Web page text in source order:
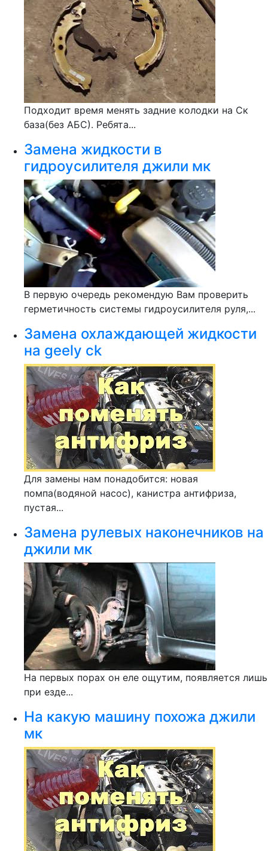
Подходит время менять задние колодки на Ск
база(без АБС). Ребята...
Замена жидкости в
гидроусилителя джили мк
В первую очередь рекомендую Вам проверить
герметичность системы гидроусилителя руля,...
Замена охлаждающей жидкости
на geely ck
Для замены нам понадобится: новая
помпа(водяной насос), канистра антифриза,
пустая...
Замена рулевых наконечников на
джили мк
На первых порах он еле ощутим, появляется лишь
при езде...
На какую машину похожа джили
мк